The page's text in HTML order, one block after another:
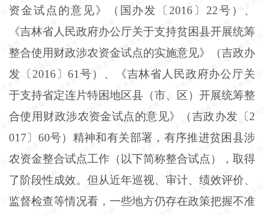
资金试点的意见》（国办发〔2016〕22号）、
《吉林省人民政府办公厅关于支持贫困县开展统筹
整合使用财政涉农资金试点的实施意见》（吉政办
发〔2016〕61号）、《吉林省人民政府办公厅关
于支持省定连片特困地区县（市、区）开展统筹整
合使用财政涉农资金试点的意见》（吉政办发〔2
017〕60号）精神和有关部署，有序推进贫困县涉
农资金整合试点工作（以下简称整合试点），取得
了阶段性成效。但从近年巡视、审计、绩效评价、
监督检查等情况看，一些地方仍存在政策把握不准